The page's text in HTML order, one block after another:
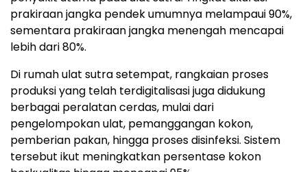
prakiraan jangka pendek umumnya melampaui 90%,
sementara prakiraan jangka menengah mencapai
lebih dari 80%.
Di rumah ulat sutra setempat, rangkaian proses
produksi yang telah terdigitalisasi juga didukung
berbagai peralatan cerdas, mulai dari
pengelompokan ulat, pemanggangan kokon,
pemberian pakan, hingga proses disinfeksi. Sistem
tersebut ikut meningkatkan persentase kokon